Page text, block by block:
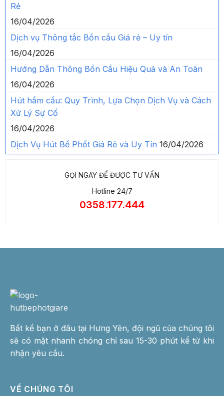
Rẻ
16/04/2026
Dịch vụ Thông tắc Bồn cầu Giá rẻ – Uy tín
16/04/2026
Hướng Dẫn Thông Bồn Cầu Hiệu Quả và An Toàn
16/04/2026
Hút hầm cầu: Quy Trình, Lựa Chọn Dịch Vụ và Cách
Xử Lý Sự Cố
16/04/2026
Dịch Vụ Hút Bể Phốt Giá Rẻ và Uy Tín 16/04/2026
GỌI NGAY ĐỂ ĐƯỢC TƯ VẤN
Hotline 24/7
0358.177.444
Bất kể bạn ở đâu tại Hưng Yên, đội ngũ của chúng tôi
sẽ có mặt nhanh chóng chỉ sau 15-30 phút kể từ khi
nhận yêu cầu.
VỀ CHÚNG TÔI